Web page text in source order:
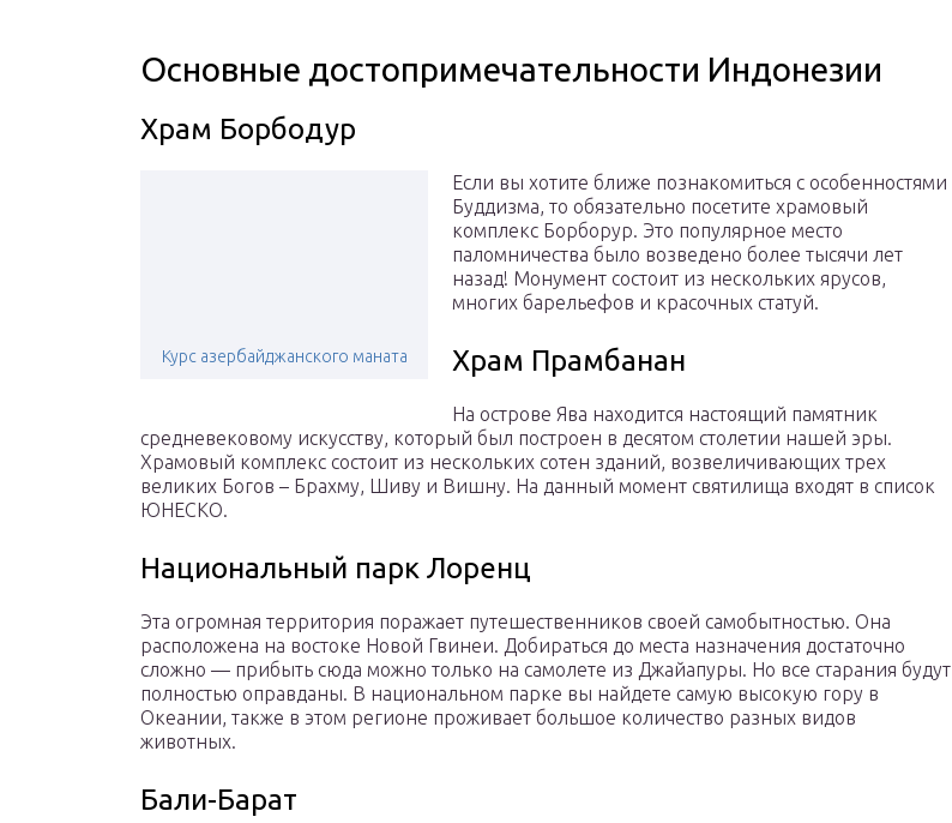
Основные достопримечательности Индонезии
Храм Борбодур
Курс азербайджанского маната
Если вы хотите ближе познакомиться с особенностями
Буддизма, то обязательно посетите храмовый
комплекс Борборур. Это популярное место
паломничества было возведено более тысячи лет
назад! Монумент состоит из нескольких ярусов,
многих барельефов и красочных статуй.
Храм Прамбанан
На острове Ява находится настоящий памятник
средневековому искусству, который был построен в десятом столетии нашей эры.
Храмовый комплекс состоит из нескольких сотен зданий, возвеличивающих трех
великих Богов – Брахму, Шиву и Вишну. На данный момент святилища входят в список
ЮНЕСКО.
Национальный парк Лоренц
Эта огромная территория поражает путешественников своей самобытностью. Она
расположена на востоке Новой Гвинеи. Добираться до места назначения достаточно
сложно — прибыть сюда можно только на самолете из Джайапуры. Но все старания будут
полностью оправданы. В национальном парке вы найдете самую высокую гору в
Океании, также в этом регионе проживает большое количество разных видов
животных.
Бали-Барат